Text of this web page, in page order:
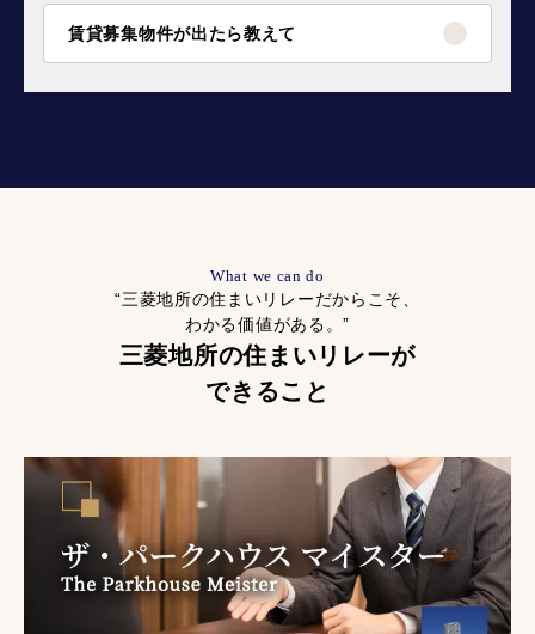
賃貸募集物件が出たら教えて
What we can do
“三菱地所の住まいリレーだからこそ、
わかる価値がある。”
三菱地所の住まいリレーが
できること